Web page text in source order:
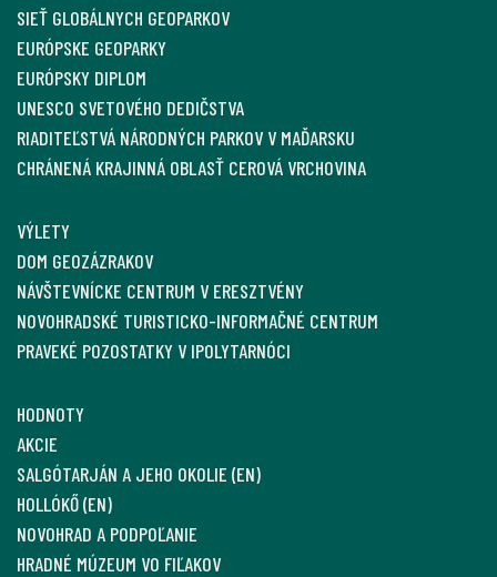
SIEŤ GLOBÁLNYCH GEOPARKOV
EURÓPSKE GEOPARKY
EURÓPSKY DIPLOM
UNESCO SVETOVÉHO DEDIČSTVA
RIADITEĽSTVÁ NÁRODNÝCH PARKOV V MAĎARSKU
CHRÁNENÁ KRAJINNÁ OBLASŤ CEROVÁ VRCHOVINA
VÝLETY
DOM GEOZÁZRAKOV
NÁVŠTEVNÍCKE CENTRUM V ERESZTVÉNY
NOVOHRADSKÉ TURISTICKO-INFORMAČNÉ CENTRUM
PRAVEKÉ POZOSTATKY V IPOLYTARNÓCI
HODNOTY
AKCIE
SALGÓTARJÁN A JEHO OKOLIE (EN)
HOLLÓKŐ (EN)
NOVOHRAD A PODPOĽANIE
HRADNÉ MÚZEUM VO FIĽAKOV